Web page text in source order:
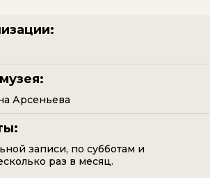
Арсеньева
записи, по субботам и
раз в месяц.